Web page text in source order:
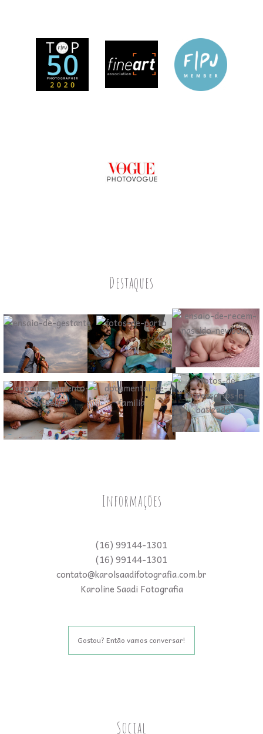
Destaques
Informações
(16) 99144-1301
(16) 99144-1301
contato@karolsaadifotografia.com.br
Karoline Saadi Fotografia
Gostou? Então vamos conversar!
Social